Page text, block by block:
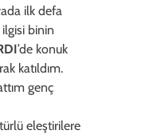
ilk defa
binin
’de konuk
katıldım.
genç
eleştirilere